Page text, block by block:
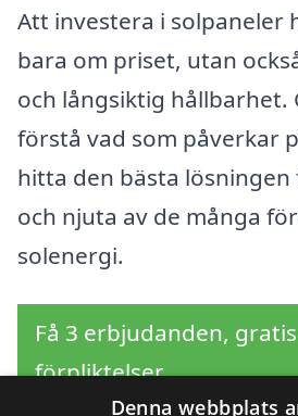
Att investera i solpaneler
bara om priset, utan
och långsiktig hållbarhet.
förstå vad som påverkar
hitta den bästa
och njuta av de många
solenergi.
Få 3 erbjudanden,
förpliktelser
Denna webbplats